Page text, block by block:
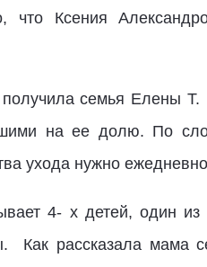
что Ксения
семья Елены
на ее долю. По
ухода нужно
4- х детей, один
Как рассказала мама